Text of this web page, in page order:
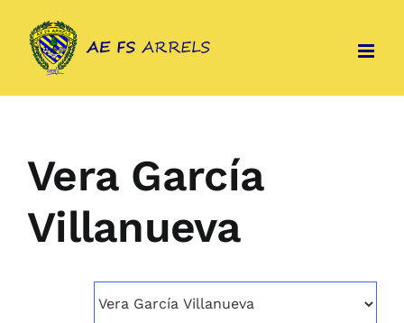
content
Vera García
Villanueva